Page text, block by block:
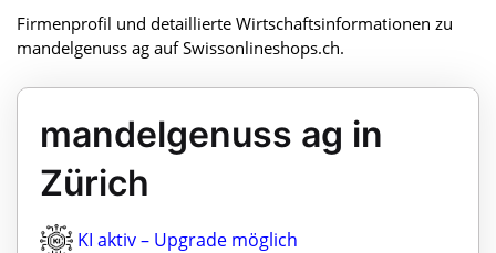
Firmenprofil und detaillierte Wirtschaftsinformationen zu
mandelgenuss ag auf Swissonlineshops.ch.
mandelgenuss ag in
Zürich
KI aktiv – Upgrade möglich